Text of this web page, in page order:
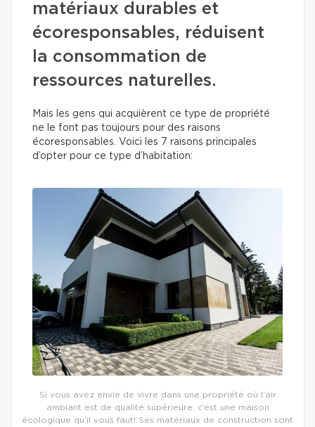
matériaux durables et
écoresponsables, réduisent
la consommation de
ressources naturelles.
Mais les gens qui acquièrent ce type de propriété
ne le font pas toujours pour des raisons
écoresponsables. Voici les 7 raisons principales
d’opter pour ce type d’habitation:
Si vous avez envie de vivre dans une propriété où l’air
ambiant est de qualité supérieure, c’est une maison
écologique qu’il vous faut! Ses matériaux de construction sont